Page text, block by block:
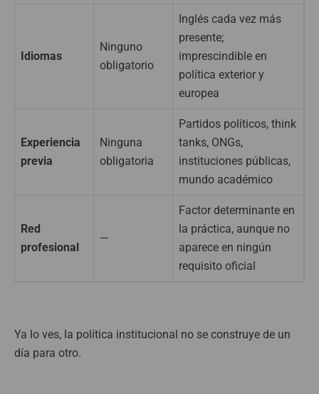
Idiomas
Ninguno
obligatorio
Inglés cada vez más
presente;
imprescindible en
política exterior y
europea
Experiencia
previa
Ninguna
obligatoria
Partidos políticos, think
tanks, ONGs,
instituciones públicas,
mundo académico
Red
profesional
—
Factor determinante en
la práctica, aunque no
aparece en ningún
requisito oficial
Ya lo ves, la política institucional no se construye de un
día para otro.